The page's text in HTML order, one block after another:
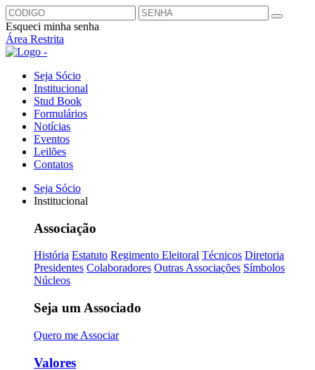
Esqueci minha senha
Área Restrita
Seja Sócio
Institucional
Stud Book
Formulários
Notícias
Eventos
Leilões
Contatos
Seja Sócio
Institucional
Associação
História Estatuto Regimento Eleitoral Técnicos Diretoria
Presidentes Colaboradores Outras Associações Símbolos
Núcleos
Seja um Associado
Quero me Associar
Valores